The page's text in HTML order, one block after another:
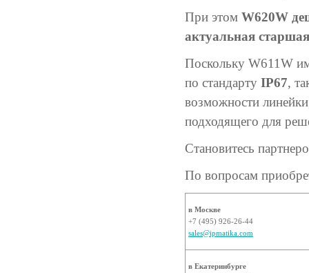
При этом W620W
актуальная
Поскольку W611W
по стандарту IP67,
возможности
подходящего для
Становитесь
По вопросам
в Москве
+7 (495) 926-26-44
sales@ipmatika.com
в Екатеринбурге